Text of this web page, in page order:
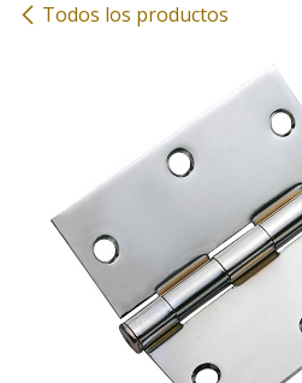
Todos los productos